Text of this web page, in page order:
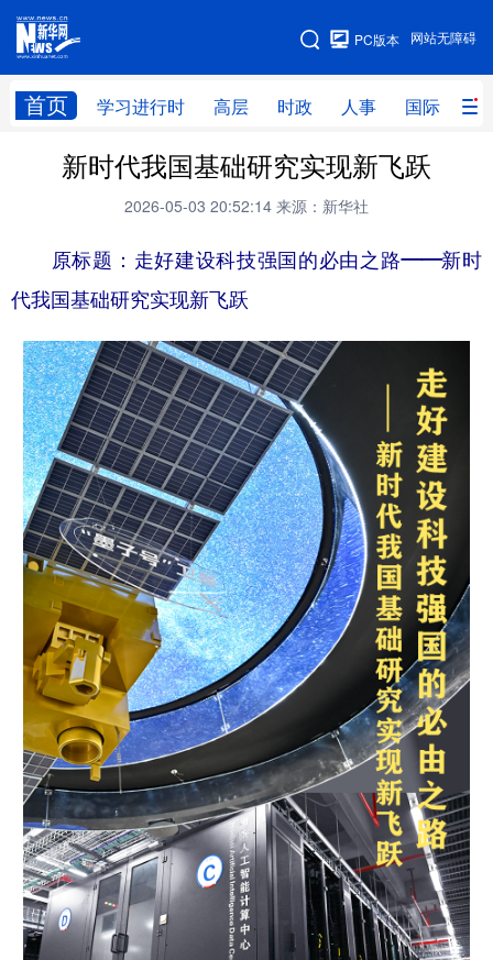
网站无障碍
PC版本
首页 学习进行时 高层 时政 人事 国际 财
网站地图
学习进行时 高层 时政 人事
财经 网评
台湾 思客智库 全球连线 教育
科技 科创
文化 书画 健康
访谈 视频 图片 政务
法律 中央文件 金融 汽车
食品 人居 信息化 数字经济
学术中国 乡村振兴 银龄 溯源中国
城市 旅游 能源 会展
彩票 娱乐 时尚 悦读
公益 一带一路 亚太网 上市公司
文化产业
地方频道
北京 天津 河北 山西
辽宁 吉林 上海 江苏
浙江 福建 江西
新时代我国基础研究实现新飞跃
2026-05-03 20:52:14 来源：新华社
原标题： 走好建设科技强国的必由之路——新时
代我国基础研究实现新飞跃